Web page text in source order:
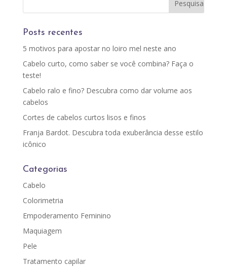
Posts recentes
5 motivos para apostar no loiro mel neste ano
Cabelo curto, como saber se você combina? Faça o
teste!
Cabelo ralo e fino? Descubra como dar volume aos
cabelos
Cortes de cabelos curtos lisos e finos
Franja Bardot. Descubra toda exuberância desse estilo
icônico
Categorias
Cabelo
Colorimetria
Empoderamento Feminino
Maquiagem
Pele
Tratamento capilar